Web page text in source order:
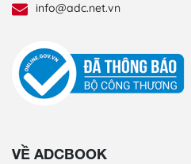
info@adc.net.vn
VỀ ADCBOOK